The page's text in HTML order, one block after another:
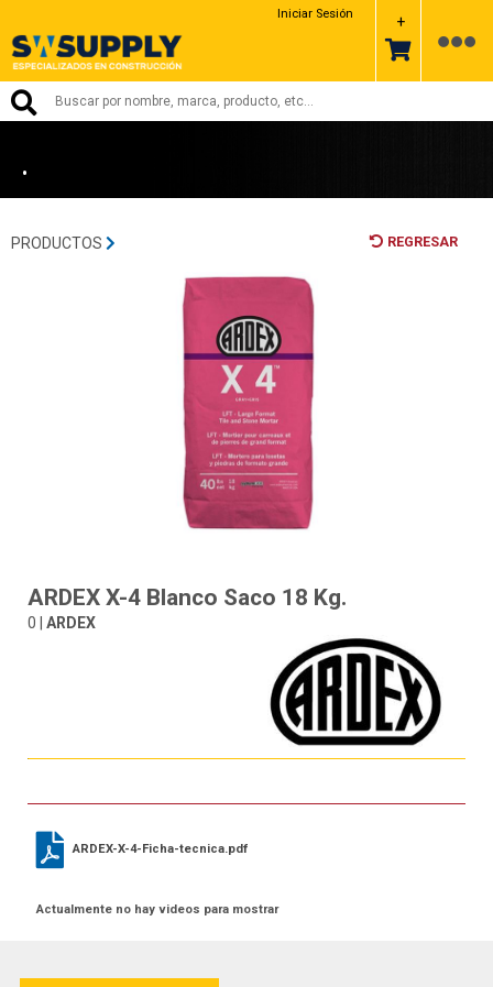
Iniciar Sesión +
•
PRODUCTOS REGRESAR
ARDEX X-4 Blanco Saco 18 Kg.
0 | ARDEX
ARDEX-X-4-Ficha-tecnica.pdf
Actualmente no hay videos para mostrar